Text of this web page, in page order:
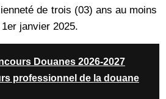
de trois (03) ans au moins
janvier 2025.
Douanes 2026-2027
professionnel de la douane